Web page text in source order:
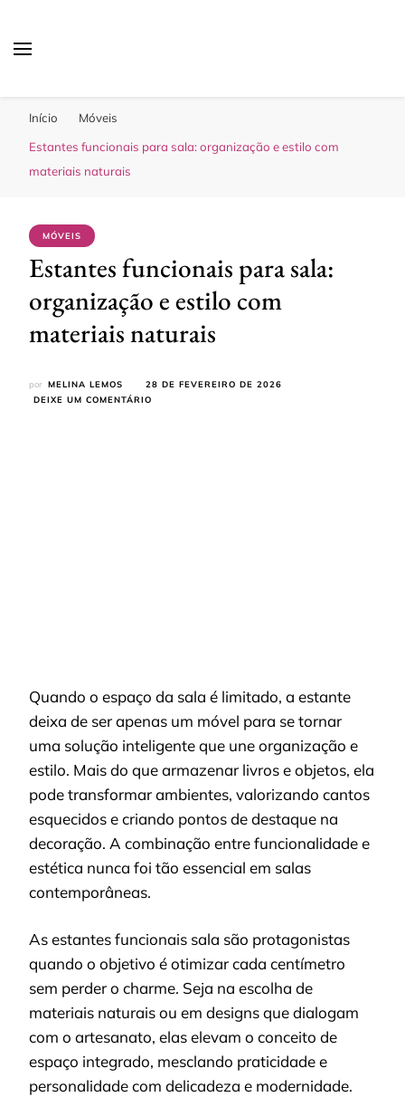
Início
Móveis
Estantes funcionais para sala: organização e estilo com
materiais naturais
MÓVEIS
Estantes funcionais para sala:
organização e estilo com
materiais naturais
por MELINA LEMOS
28 DE FEVEREIRO DE 2026
DEIXE UM COMENTÁRIO
Quando o espaço da sala é limitado, a estante
deixa de ser apenas um móvel para se tornar
uma solução inteligente que une organização e
estilo. Mais do que armazenar livros e objetos, ela
pode transformar ambientes, valorizando cantos
esquecidos e criando pontos de destaque na
decoração. A combinação entre funcionalidade e
estética nunca foi tão essencial em salas
contemporâneas.
As estantes funcionais sala são protagonistas
quando o objetivo é otimizar cada centímetro
sem perder o charme. Seja na escolha de
materiais naturais ou em designs que dialogam
com o artesanato, elas elevam o conceito de
espaço integrado, mesclando praticidade e
personalidade com delicadeza e modernidade.